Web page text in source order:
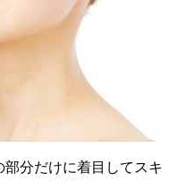
分だけに着目してスキ